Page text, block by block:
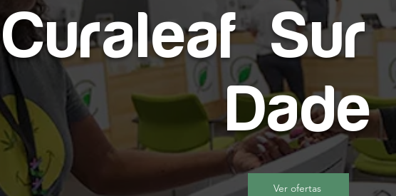
Curaleaf Sur
Dade
Ver ofertas